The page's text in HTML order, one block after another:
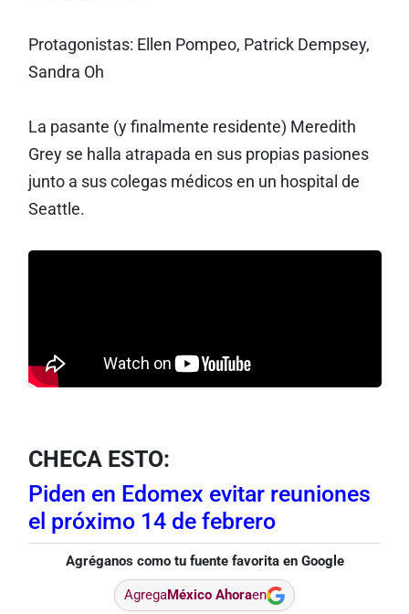
Protagonistas: Ellen Pompeo, Patrick Dempsey,
Sandra Oh
La pasante (y finalmente residente) Meredith
Grey se halla atrapada en sus propias pasiones
junto a sus colegas médicos en un hospital de
Seattle.
CHECA ESTO:
Piden en Edomex evitar reuniones
el próximo 14 de febrero
Agréganos como tu fuente favorita en Google
AgregaMéxico Ahoraen